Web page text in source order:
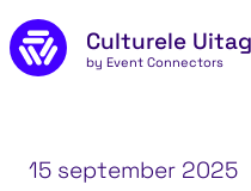
Naar de inhoud
Culturele
by Event Connectors
15 september 2025